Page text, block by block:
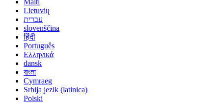
Malti
Lietuvių
עברית
slovenščina
हिंदी
Português
Ελληνικά
dansk
বাংলা
Cymraeg
Srbija jezik (latinica)
Polski